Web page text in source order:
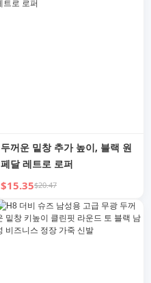
두꺼운 밑창 추가 높이, 블랙 원
페달 레트로 로퍼
$15.35$20.47